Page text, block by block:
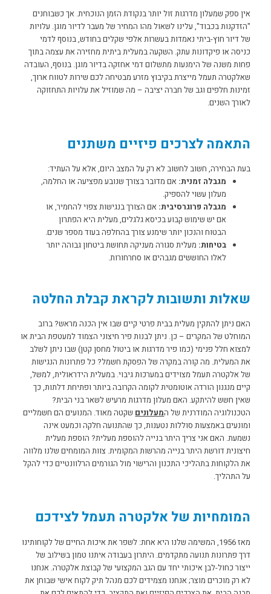
אין ספק שמעלון מדרגות זול יותר בנקודת הזמן הנוכחית. אך כשבוחנים
"הזדקנות בכבוד", עלינו לשאול מהו המחיר של מעבר לדיור מוגן. עלויות
של דיור חוץ-ביתי נאמדות בעשרות אלפי שקלים בחודש, בנוסף לדמי
כניסה או פיקדונות עתק. השקעה במעלית ביתית מחזירה את עצמה בתוך
פחות משנה של הימנעות מתשלום דמי אחזקה בדיור מוגן. בנוסף, העובדה
שאלקטרה תעמל מייצרת בקיבוץ מזרע מבטיחה לכם שירות לטווח ארוך,
זמינות חלפים וגב של חברה יציבה – מה שמוזיל את עלויות התחזוקה
לאורך השנים.
התאמה לצרכים פיזיים משתנים
בעת הבחירה, חשוב לחשוב לא רק על המצב היום, אלא על העתיד:
מגבלה זמנית: אם מדובר בצורך שנובע מפציעה או החלמה,
מעלון עשוי להספיק.
מגבלה פרוגרסיבית: אם הצורך בנגישות צפוי להחמיר, או
אם יש שימוש קבוע בכיסא גלגלים, מעלית היא הפתרון
הבטוח והנכון יותר שימנע צורך בהחלפה בעוד מספר שנים.
בטיחות: מעלית סגורה מעניקה תחושת ביטחון גבוהה יותר
לאלו החוששים מגבהים או סחרחורות.
שאלות ותשובות לקראת קבלת החלטה
האם ניתן להתקין מעלית בבית פרטי קיים שבו אין הכנה מראש? ברוב
המוחלט של המקרים – כן. ניתן לבנות פיר חיצוני הצמוד למעטפת הבית או
למצוא חלל פנימי (כמו פיר מדרגות או ביטול מחסן קטן) שבו ניתן לשלב
את המעלית. מה קורה במקרה של הפסקת חשמל? כל פתרונות הנגישות
של אלקטרה תעמל מצוידים במערכות גיבוי. במעלית הידראולית, למשל,
קיים מנגנון הורדה אוטומטית לקומה הקרובה ביותר ופתיחת דלתות, כך
שאין חשש להיתקע. האם מעלון מדרגות מרעיש לשאר בני הבית?
הטכנולוגיה המודרנית של המעלונים שקטה מאוד. המנועים הם חשמליים
ומונעים באמצעות סוללות נטענות, כך שהתנועה חלקה וכמעט אינה
נשמעת. האם אני צריך היתר בנייה להוספת מעלית? הוספת מעלית
חיצונית דורשת היתר בנייה מהרשות המקומית. צוות המומחים שלנו מלווה
את הלקוחות בתהליכי התכנון והרישוי מול הגורמים הרלוונטיים כדי להקל
על התהליך.
המומחיות של אלקטרה תעמל לצידכם
מאז 1956, המשימה שלנו היא אחת: לשפר את איכות החיים של לקוחותינו
דרך פתרונות תנועה מתקדמים. היתרון בעבודה איתנו טמון בשילוב של
ייצור כחול-לבן איכותי יחד עם הגב המקצועי של קבוצת אלקטרה. אנחנו
לא רק מוכרים מוצר; אנחנו מצמידים לכם מנהל תיק לקוח אישי שבוחן את